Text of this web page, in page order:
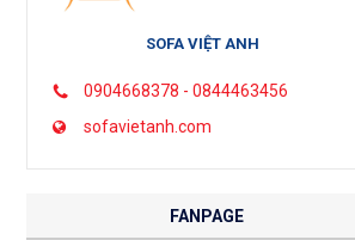
SOFA VIỆT ANH
0904668378 - 0844463456
sofavietanh.com
FANPAGE